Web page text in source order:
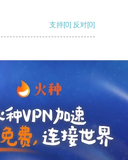
支持[0] 反对[0]
支持
支持[0] 反对[0]